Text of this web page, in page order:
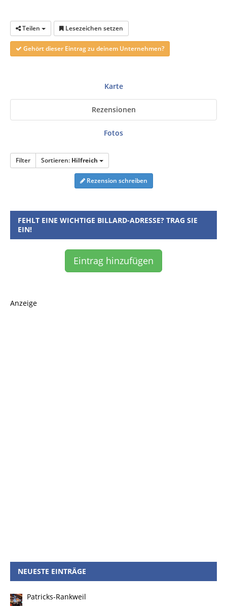
Teilen Lesezeichen setzen
Gehört dieser Eintrag zu deinem Unternehmen?
Karte
Rezensionen
Fotos
Filter Sortieren: Hilfreich
Rezension schreiben
FEHLT EINE WICHTIGE BILLARD-ADRESSE? TRAG SIE
EIN!
Eintrag hinzufügen
Anzeige
NEUESTE EINTRÄGE
Patricks-Rankweil